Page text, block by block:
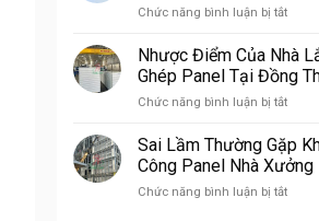
Gói
Vũng
Tàu
Chức năng bình luận bị tắtở
Thọ
Của
Cửa
Panel
Bao
Nhiêu
Năm
Nhược Điểm Của Nhà
Ghép Panel Tại Đồng
Chức năng bình luận bị tắtở
Điểm
Của
Nhà
Lắp
Sai Lầm Thường Gặp
Công Panel Nhà Xưởng
Chức năng bình luận bị tắtở